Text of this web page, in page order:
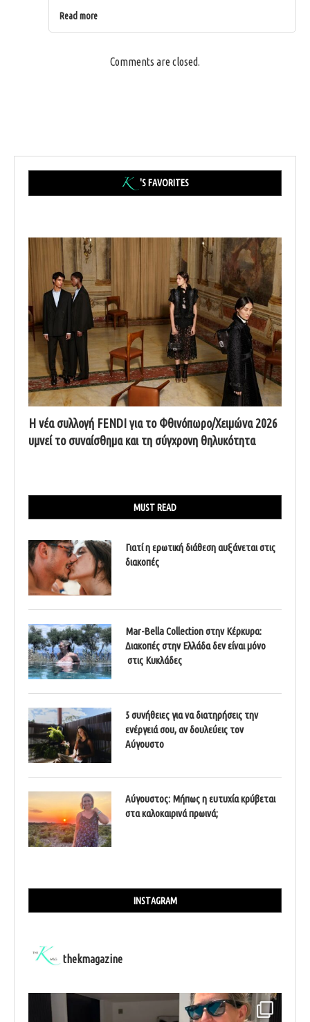
Read more
Comments are closed.
'S FAVORITES
Η νέα συλλογή FENDI για το Φθινόπωρο/Χειμώνα 2026
υμνεί το συναίσθημα και τη σύγχρονη θηλυκότητα
MUST READ
Γιατί η ερωτική διάθεση αυξάνεται στις
διακοπές
Mar-Bella Collection στην Κέρκυρα:
Διακοπές στην Ελλάδα δεν είναι μόνο
στις Κυκλάδες
5 συνήθειες για να διατηρήσεις την
ενέργειά σου, αν δουλεύεις τον
Αύγουστο
Αύγουστος: Μήπως η ευτυχία κρύβεται
στα καλοκαιρινά πρωινά;
INSTAGRAM
thekmagazine